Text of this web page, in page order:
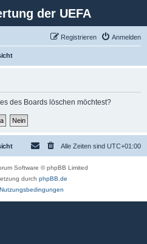
der UEFA
Anmelden
Registrieren
des Boards löschen möchtest?
Alle Zeiten sind UTC+01:00
Software © phpBB Limited
durch phpBB.de
Nutzungsbedingungen